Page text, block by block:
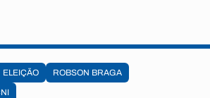
ELEIÇÃO
ROBSON BRAGA